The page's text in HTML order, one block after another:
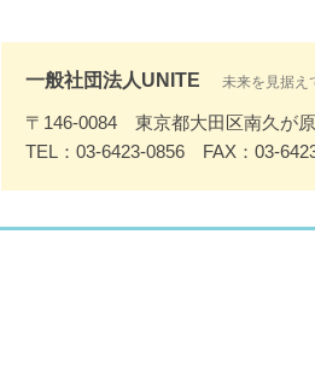
一般社団法人UNITE 未来を見据え
〒146-0084 東京都大田区南久が
TEL：03-6423-0856 FAX：03-